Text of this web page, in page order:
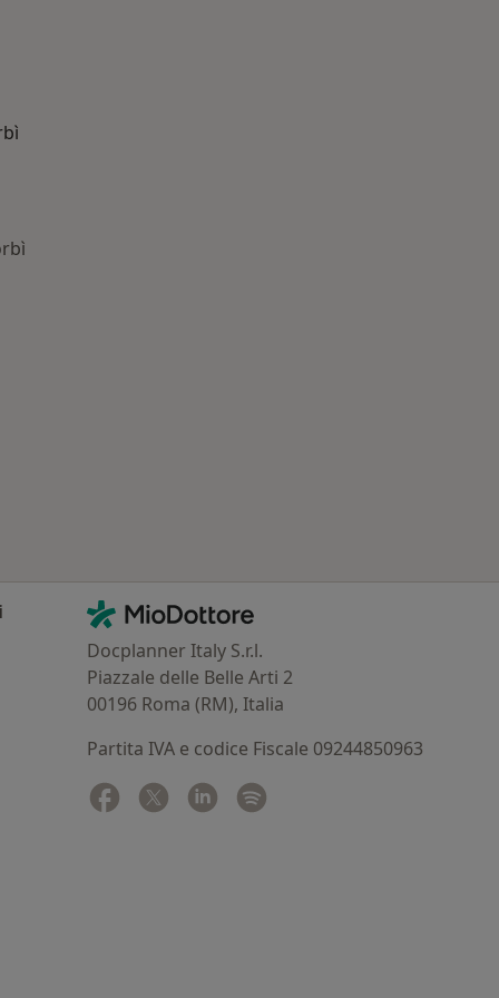
Contatti
MioDottore - Homepage
Docplanner Italy S.r.l.
Piazzale delle Belle Arti 2
00196 Roma (RM), Italia
Partita IVA e codice Fiscale 09244850963
Facebook
si apre in una nuova scheda
Twitter
si apre in una nuova scheda
Linkedin
si apre in una nuova scheda